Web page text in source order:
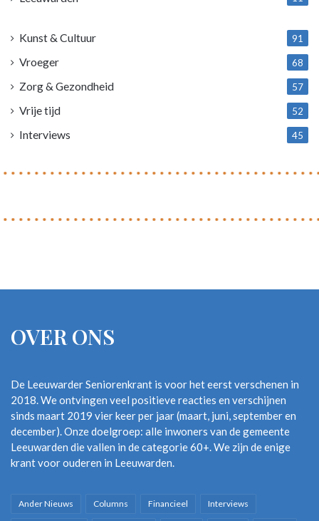
Kunst & Cultuur 91
Vroeger 68
Zorg & Gezondheid 57
Vrije tijd 52
Interviews 45
OVER ONS
De Leeuwarder Seniorenkrant is voor het eerst verschenen in
2018. We ontvingen veel positieve reacties en verschijnen
sinds maart 2019 vier keer per jaar (maart, juni, september en
december). Onze doelgroep: alle inwoners van de gemeente
Leeuwarden die vallen in de categorie 60+. We zijn de enige
krant voor ouderen in Leeuwarden.
Ander Nieuws Columns Financieel Interviews